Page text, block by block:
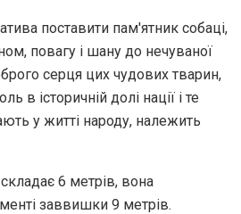
поставити пам'ятник собаці,
повагу і шану до нечуваної
серця цих чудових тварин,
в історичній долі нації і те
у житті народу, належить
6 метрів, вона
заввишки 9 метрів.